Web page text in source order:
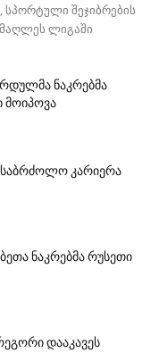
სპორტული შეჯიბრების
ლიგაში
ნაკრებმა
მოიპოვა
კარიერა
ნაკრებმა რუსეთი
დააკავეს